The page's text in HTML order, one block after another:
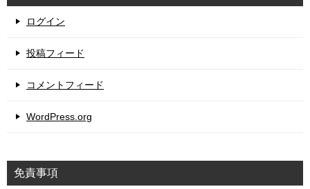
ログイン
投稿フィード
コメントフィード
WordPress.org
免責事項